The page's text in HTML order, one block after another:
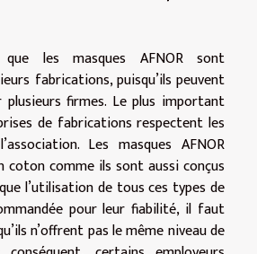
que les masques AFNOR sont
fabrications, puisqu’ils peuvent
firmes. Le plus important
de fabrications respectent les
Les masques AFNOR
coton comme ils sont aussi conçus
l’utilisation de tous ces types de
pour leur fiabilité, il faut
n’offrent pas le même niveau de